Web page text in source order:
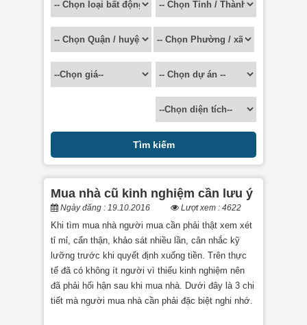
Mua nhà cũ kinh nghiệm cần lưu ý
Ngày đăng : 19.10.2016 Lượt xem : 4622
Khi tìm mua nhà người mua cần phải thật xem xét
tỉ mỉ, cẩn thận, khảo sát nhiều lần, cân nhắc kỹ
lưỡng trước khi quyết định xuống tiền. Trên thực
tế đã có không ít người vì thiếu kinh nghiệm nên
đã phải hối hận sau khi mua nhà. Dưới đây là 3 chi
tiết mà người mua nhà cần phải đặc biệt nghi nhớ.